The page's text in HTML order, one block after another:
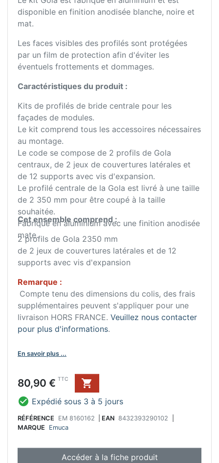
disponible en finition anodisée blanche, noire et
mat.
Les faces visibles des profilés sont protégées
par un film de protection afin d'éviter les
éventuels frottements et dommages.
Caractéristiques du produit :
Kits de profilés de bride centrale pour les
façades de modules.
Le kit comprend tous les accessoires nécessaires
au montage.
Le code se compose de 2 profils de Gola
centraux, de 2 jeux de couvertures latérales et
de 12 supports avec vis d'expansion.
Le profilé centrale de la Gola est livré à une taille
de 2 350 mm pour être coupé à la taille
souhaitée.
Fabriqué en aluminium avec une finition anodisée
mate.
Cet ensemble comprend :
2 profils de Gola 2350 mm
de 2 jeux de couvertures latérales et de 12
supports avec vis d'expansion
Remarque :
Compte tenu des dimensions du colis, des frais
supplémentaires peuvent s'appliquer pour une
livraison HORS FRANCE. Veuillez nous contacter
pour plus d'informations.
En savoir plus ...
Prix
80,90 € TTC

 Expédié sous 3 à 5 jours
RÉFÉRENCE EM 8160162 EAN 8432393290102
MARQUE
Emuca
Accéder à la fiche produit